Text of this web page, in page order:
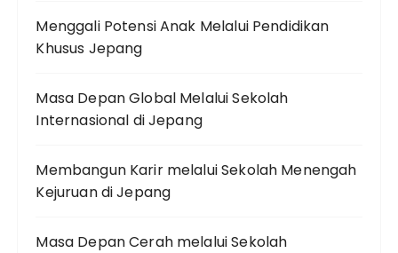
Menggali Potensi Anak Melalui Pendidikan
Khusus Jepang
Masa Depan Global Melalui Sekolah
Internasional di Jepang
Membangun Karir melalui Sekolah Menengah
Kejuruan di Jepang
Masa Depan Cerah melalui Sekolah